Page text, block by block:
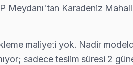
Meydanı'tan Karadeniz
maliyeti yok. Nadir
sadece teslim süresi 2